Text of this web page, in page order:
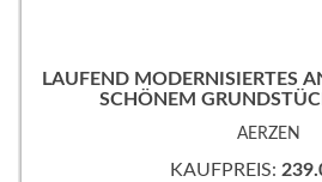
LAUFEND MODERNISIERTES
SCHÖNEM
AERZEN
KAUFPREIS: